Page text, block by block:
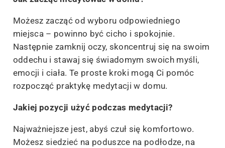
Możesz zacząć od wyboru odpowiedniego
miejsca – powinno być cicho i spokojnie.
Następnie zamknij oczy, skoncentruj się na swoim
oddechu i stawaj się świadomym swoich myśli,
emocji i ciała. Te proste kroki mogą Ci pomóc
rozpocząć praktykę medytacji w domu.
Jakiej pozycji użyć podczas medytacji?
Najważniejsze jest, abyś czuł się komfortowo.
Możesz siedzieć na poduszce na podłodze, na